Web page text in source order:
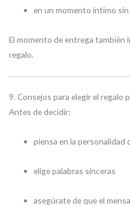
en un momento íntimo
El momento de entrega también
regalo.
9. Consejos para elegir el regalo
Antes de decidir:
piensa en la personalidad
elige palabras sinceras
asegúrate de que el